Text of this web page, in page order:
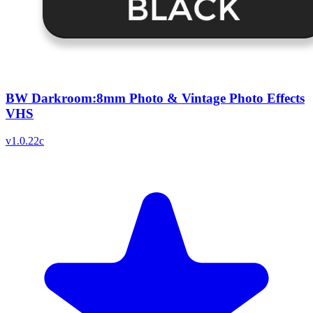
BW Darkroom:8mm Photo & Vintage Photo Effects
VHS
v1.0.22c